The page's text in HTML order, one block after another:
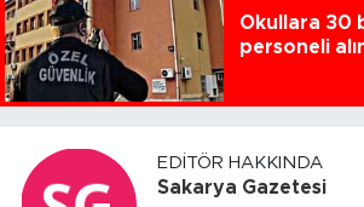
Okullara 30
personeli
EDITÖR HAKKINDA
Sakarya Gazetesi